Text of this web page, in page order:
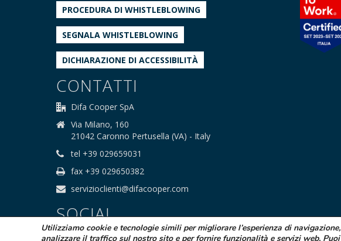
PROCEDURA DI WHISTLEBLOWING
SEGNALA WHISTLEBLOWING
DICHIARAZIONE DI ACCESSIBILITÀ
CONTATTI
Difa Cooper SpA
Via Milano, 160
21042 Caronno Pertusella (VA) - Italy
tel +39 029659031
fax +39 029650382
servizioclienti@difacooper.com
SOCIAL
Utilizziamo cookie e tecnologie simili per migliorare l’esperienza di navigazione,
analizzare il traffico sul nostro sito e per fornire funzionalità e servizi web. Puoi